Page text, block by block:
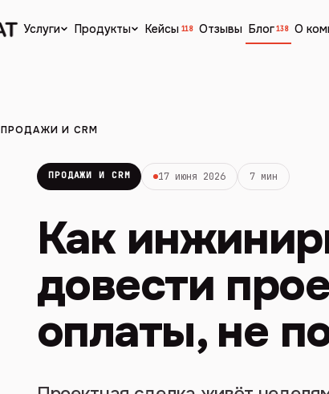
Услуги Продукты Кейсы 118 Отзывы Блог 138 О
ПРОДАЖИ И CRM
ПРОДАЖИ И CRM 17 июня 2026 7 мин
Как
довести
оплаты, не